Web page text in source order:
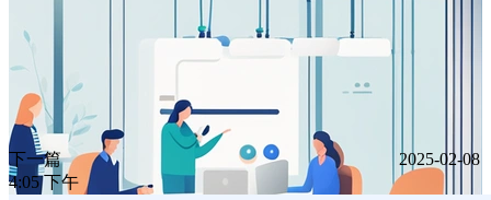
下一篇
2025-02-08
4:05 下午